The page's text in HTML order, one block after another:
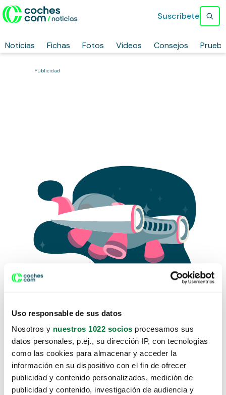
Uso responsable de sus datos
Nosotros y nuestros 1022 socios procesamos sus
datos personales, p.ej., su dirección IP, con tecnologías
como las cookies para almacenar y acceder la
información en su dispositivo con el fin de ofrecer
publicidad y contenido personalizados, medición de
publicidad y contenido, investigación de audiencia y
Noticias Fichas Fotos Vídeos Consejos
Suscríbete
Publicidad
Lo sentimos, no sabemos como
te hemos traido hasta aquí.